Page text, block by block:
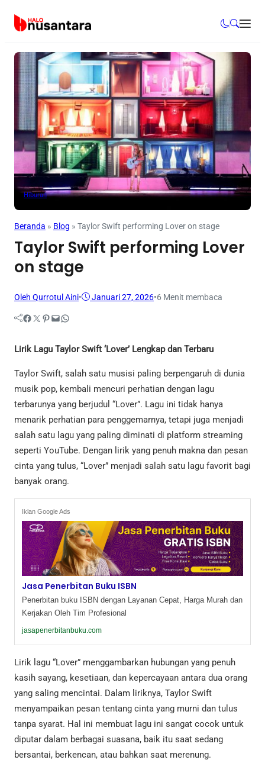
Hiburan
Beranda » Blog » Taylor Swift performing Lover on stage
Taylor Swift performing Lover
on stage
Oleh Qurrotul Aini• Januari 27, 2026•6 Menit membaca
Facebook Twitter Pinterest Mail WhatsApp
Lirik Lagu Taylor Swift ‘Lover’ Lengkap dan Terbaru
Taylor Swift, salah satu musisi paling berpengaruh di dunia
musik pop, kembali mencuri perhatian dengan lagu
terbarunya yang berjudul “Lover”. Lagu ini tidak hanya
menarik perhatian para penggemarnya, tetapi juga menjadi
salah satu lagu yang paling diminati di platform streaming
seperti YouTube. Dengan lirik yang penuh makna dan pesan
cinta yang tulus, “Lover” menjadi salah satu lagu favorit bagi
banyak orang.
Iklan Google Ads
Jasa Penerbitan Buku ISBN
Penerbitan buku ISBN dengan Layanan Cepat, Harga Murah dan
Kerjakan Oleh Tim Profesional
jasapenerbitanbuku.com
Lirik lagu “Lover” menggambarkan hubungan yang penuh
kasih sayang, kesetiaan, dan kepercayaan antara dua orang
yang saling mencintai. Dalam liriknya, Taylor Swift
menyampaikan pesan tentang cinta yang murni dan tulus
tanpa syarat. Hal ini membuat lagu ini sangat cocok untuk
diputar dalam berbagai suasana, baik itu saat sedang
bersantai, berkencan, atau bahkan saat merenung.